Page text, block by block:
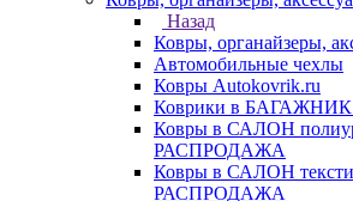
Назад
Ковры, органайзеры,
Автомобильные чехлы
Ковры Autokovrik.ru
Коврики в
Ковры в САЛОН
РАСПРОДАЖА
Ковры в САЛОН
РАСПРОДАЖА